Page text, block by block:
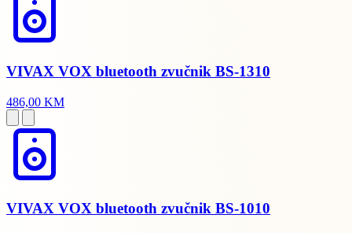
VIVAX VOX bluetooth zvučnik BS-1310
486,00 KM
VIVAX VOX bluetooth zvučnik BS-1010